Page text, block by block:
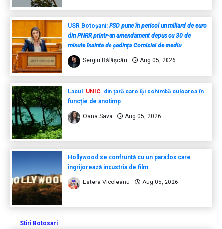
USR Botoșani: PSD pune în pericol un miliard de euro
din PNRR printr-un amendament depus cu 30 de
minute înainte de ședința Comisiei de mediu
Sergiu Bălășcău Aug 05, 2026
Lacul UNIC din țară care își schimbă culoarea în
funcție de anotimp
Oana Sava Aug 05, 2026
Hollywood se confruntă cu un paradox care
îngrijorează industria de film
Estera Vicoleanu Aug 05, 2026
Stiri Botosani